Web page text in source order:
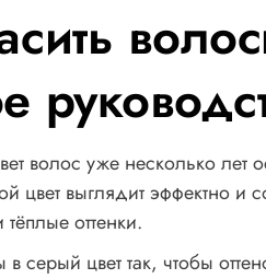
волос уже несколько лет
цвет выглядит эффектно
оттенки.
серый цвет так, чтобы